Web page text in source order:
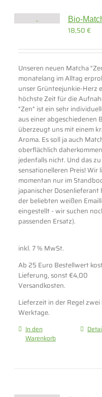
Bio-
18,50€
Unseren neuen Matcha
monatelang im Alltag
unser Grünteejunkie-Herz
höchste Zeit für die
"Zen" ist ein sehr
aus einer abgeschiedenen
überzeugt uns mit einem
Aroma. Es soll ja auch
oberflächlich
jedenfalls nicht. Und das
sensationelleren Preis! Wir
momentan nur im
japanischer
der beliebten weißen
eingestellt - wir suchen
passenden Ersatz).
inkl. 7 % MwSt.
Ab 25 Euro Bestellwert
Lieferung, sonst €4,00
Versandkosten.
Lieferzeit in der Regel zwei
Werktage.
In den
Warenkorb